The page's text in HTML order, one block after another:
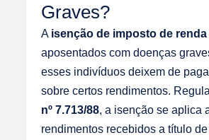
Graves?
A isenção de imposto de renda
aposentados com doenças
esses indivíduos deixem de
sobre certos rendimentos.
nº 7.713/88, a isenção se aplica
rendimentos recebidos a título de